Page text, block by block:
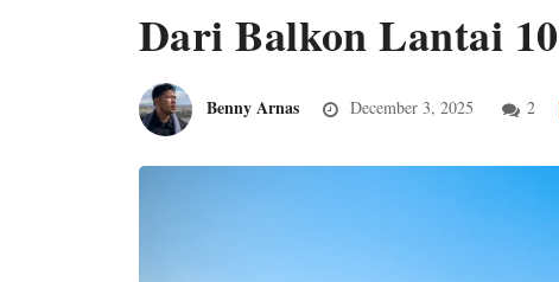
Dari Balkon Lantai
Benny Arnas December 3, 2025 2